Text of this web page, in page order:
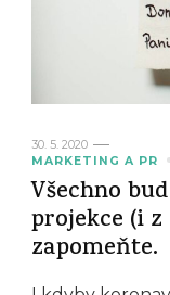
30. 5. 2020
MARKETING A PR
Všechno
projekce (i
zapomeňte.